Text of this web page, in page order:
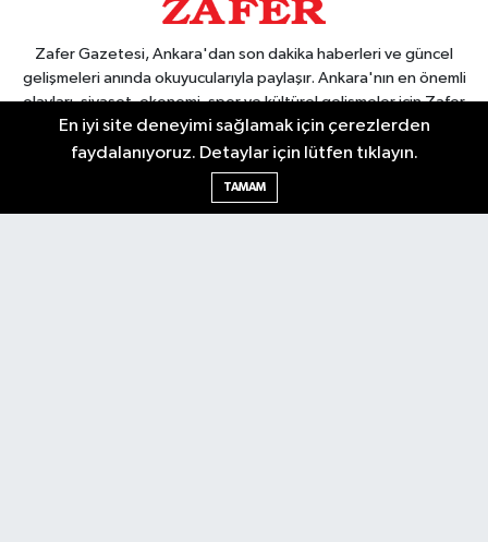
Zafer Gazetesi, Ankara'dan son dakika haberleri ve güncel
gelişmeleri anında okuyucularıyla paylaşır. Ankara'nın en önemli
olayları, siyaset, ekonomi, spor ve kültürel gelişmeler için Zafer
Gazetesi'ni takip edin. Başkentin güvendiği haber kaynağı.
En iyi site deneyimi sağlamak için çerezlerden
faydalanıyoruz. Detaylar için lütfen tıklayın.
TAMAM